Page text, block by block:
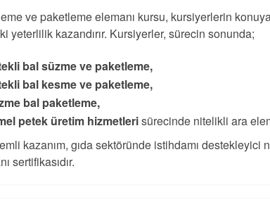
ve paketleme elemanı kursu, kursiyerlerin
yeterlilik kazandırır. Kursiyerler, sürecin sonunda;
bal süzme ve paketleme,
bal kesme ve paketleme,
bal paketleme,
petek üretim hizmetlerisürecinde nitelikli ara
kazanım, gıda sektöründe istihdamı
sertifikasıdır.